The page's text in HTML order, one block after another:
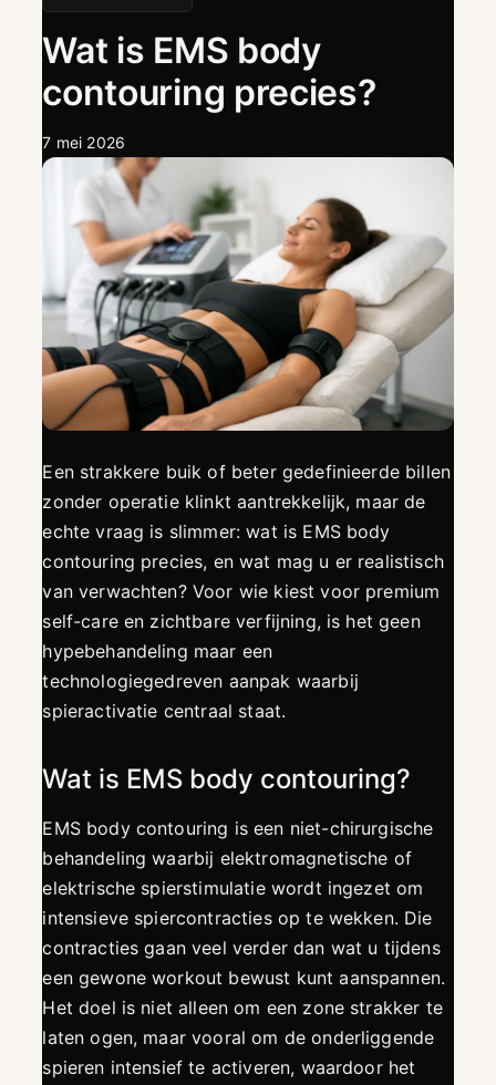
Wat is EMS body
contouring precies?
7 mei 2026
Een strakkere buik of beter gedefinieerde billen
zonder operatie klinkt aantrekkelijk, maar de
echte vraag is slimmer: wat is EMS body
contouring precies, en wat mag u er realistisch
van verwachten? Voor wie kiest voor premium
self-care en zichtbare verfijning, is het geen
hypebehandeling maar een
technologiegedreven aanpak waarbij
spieractivatie centraal staat.
Wat is EMS body contouring?
EMS body contouring is een niet-chirurgische
behandeling waarbij elektromagnetische of
elektrische spierstimulatie wordt ingezet om
intensieve spiercontracties op te wekken. Die
contracties gaan veel verder dan wat u tijdens
een gewone workout bewust kunt aanspannen.
Het doel is niet alleen om een zone strakker te
laten ogen, maar vooral om de onderliggende
spieren intensief te activeren, waardoor het